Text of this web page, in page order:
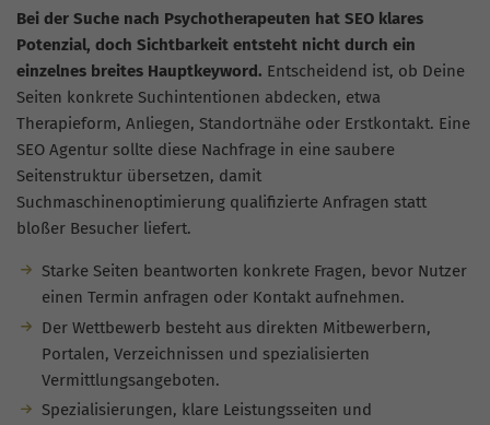
Bei der Suche nach Psychotherapeuten hat SEO klares
Potenzial, doch Sichtbarkeit entsteht nicht durch ein
einzelnes breites Hauptkeyword. Entscheidend ist, ob Deine
Seiten konkrete Suchintentionen abdecken, etwa
Therapieform, Anliegen, Standortnähe oder Erstkontakt. Eine
SEO Agentur sollte diese Nachfrage in eine saubere
Seitenstruktur übersetzen, damit
Suchmaschinenoptimierung qualifizierte Anfragen statt
bloßer Besucher liefert.
Starke Seiten beantworten konkrete Fragen, bevor Nutzer
einen Termin anfragen oder Kontakt aufnehmen.
Der Wettbewerb besteht aus direkten Mitbewerbern,
Portalen, Verzeichnissen und spezialisierten
Vermittlungsangeboten.
Spezialisierungen, klare Leistungsseiten und